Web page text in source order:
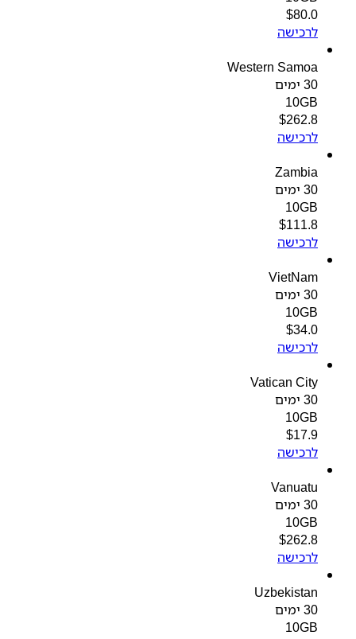
$80.0
לרכישה
Western Samoa
10GB
$262.8
לרכישה
Zambia
10GB
$111.8
לרכישה
VietNam
10GB
$34.0
לרכישה
Vatican City
10GB
$17.9
לרכישה
Vanuatu
10GB
$262.8
לרכישה
Uzbekistan
10GB